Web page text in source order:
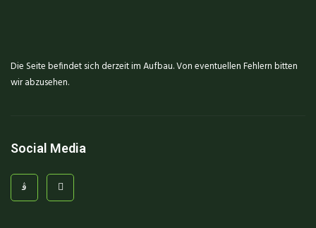
Die Seite befindet sich derzeit im Aufbau. Von eventuellen Fehlern bitten
wir abzusehen.
Social Media